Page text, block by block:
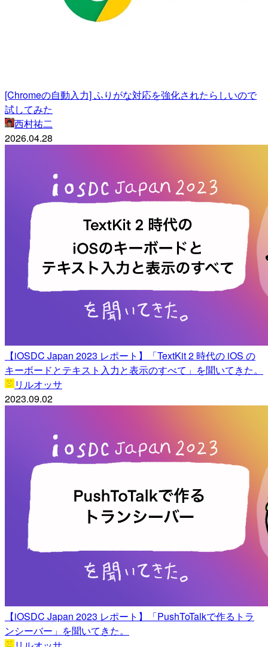
[Chromeの自動入力] ふりがな対応を強化されたらしいので
試してみた
西村祐二
2026.04.28
【iOSDC Japan 2023 レポート】「TextKit 2 時代の iOS の
キーボードとテキスト入力と表示のすべて」を聞いてきた。
リルオッサ
2023.09.02
【iOSDC Japan 2023 レポート】「PushToTalkで作るトラ
ンシーバー」を聞いてきた。